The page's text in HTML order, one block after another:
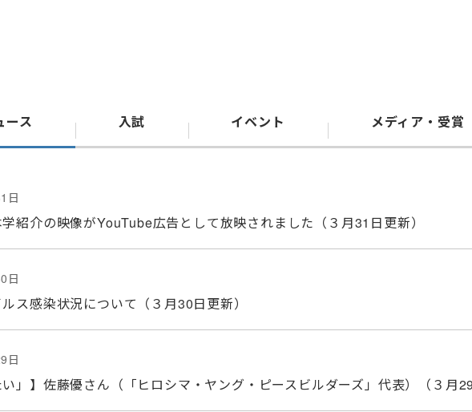
ース 入試 イベント メディア・受賞
日
紹介の映像がYouTube広告として放映されました（３月31日更新）
日
ス感染状況について（３月30日更新）
日
」】佐藤優さん（「ヒロシマ・ヤング・ピースビルダーズ」代表）（３月29